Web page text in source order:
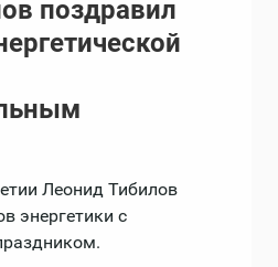
поздравил
Леонид Тибилов
энергетики с